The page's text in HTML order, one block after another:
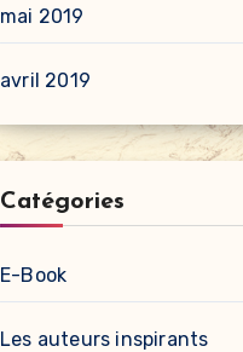
mai 2019
avril 2019
Catégories
E-Book
Les auteurs inspirants